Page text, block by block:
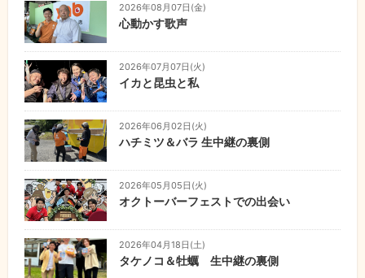
2026年08月07日(金)
心動かす歌声
2026年07月07日(火)
イカと昆虫と私
2026年06月02日(火)
ハチミツ＆バラ 生中継の裏側
2026年05月05日(火)
オクトーバーフェストでの出会い
2026年04月18日(土)
タケノコ＆牡蠣 生中継の裏側